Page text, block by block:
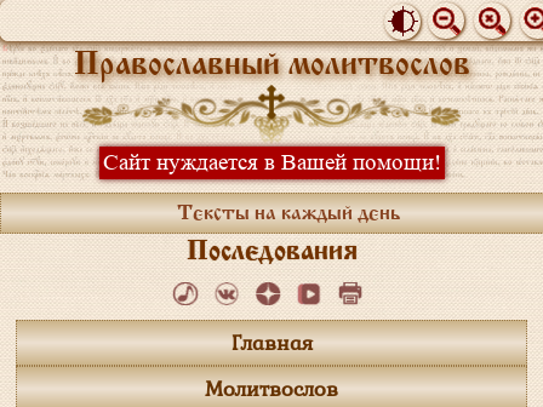
Православный молитвослов
Сайт нуждается в Вашей помощи!
Тексты на каждый день
Последования
Главная
Молитвослов